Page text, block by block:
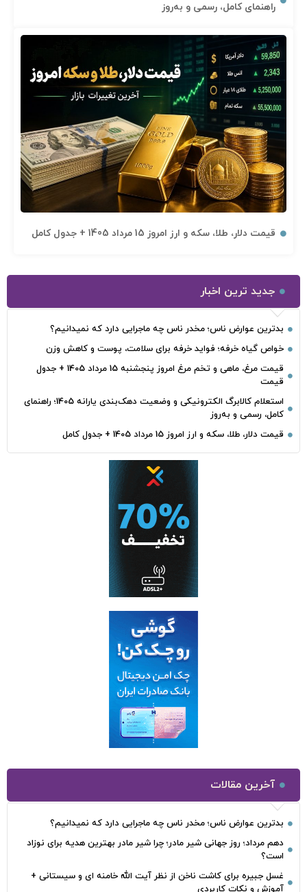
راهنمای کامل، رسمی و به‌روز
قیمت دلار، طلا، سکه و ارز امروز 15 مرداد 1405 + جدول کامل
جدید ترین اخبار
بدترین عوارض ناس؛ مخدر ناس چه ماجرایی دارد که نمیدانیم؟
خواص گیاه خرفه؛ فواید خرفه برای سلامت، پوست و کاهش وزن
قیمت مرغ، ماهی و تخم مرغ امروز پنجشنبه 15 مرداد 1405 + جدول
قیمت
استعلام کالابرگ الکترونیکی و وضعیت دهک‌بندی یارانه 1405؛ راهنمای
کامل، رسمی و به‌روز
قیمت دلار، طلا، سکه و ارز امروز 15 مرداد 1405 + جدول کامل
آخرین مقالات
بدترین عوارض ناس؛ مخدر ناس چه ماجرایی دارد که نمیدانیم؟
دهم مرداد؛ روز جهانی شیر مادر؛ چرا شیر مادر بهترین هدیه برای نوزاد
است؟
غسل جبیره برای کاشت ناخن از نظر آیت الله خامنه ای و سیستانی +
آموزش و نکات کاربردی